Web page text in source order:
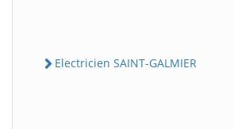
Electricien SAINT-GALMIER